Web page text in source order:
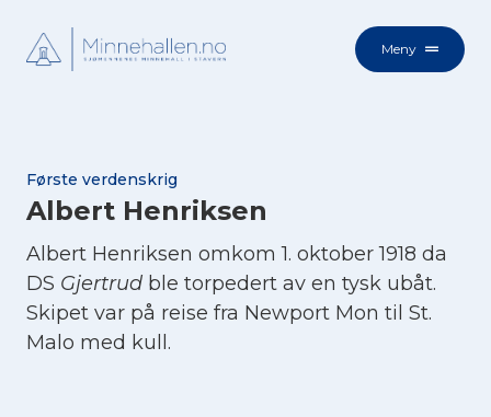
Meny
Første verdenskrig
Albert Henriksen
Albert Henriksen omkom 1. oktober 1918 da
DS Gjertrud ble torpedert av en tysk ubåt.
Skipet var på reise fra Newport Mon til St.
Malo med kull.